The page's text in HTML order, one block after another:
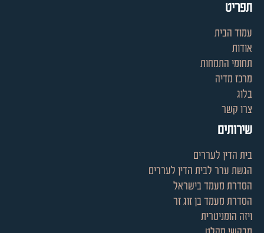
תפריט
עמוד הבית
אודות
תחומי התמחות
מרכז מדיה
בלוג
צרו קשר
שירותים
בית הדין לעררים
הגשת ערר לבית הדין לעררים
הסדרת מעמד בישראל
הסדרת מעמד בן זוג זר
ויזה הומניטרית